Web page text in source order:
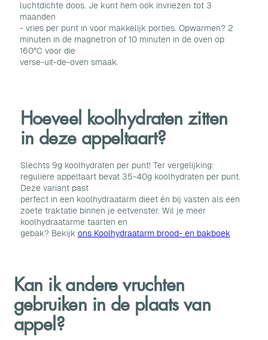
Hoeveel koolhydraten zitten
in deze appeltaart?
Slechts 9g koolhydraten per punt! Ter vergelijking:
reguliere appeltaart bevat 35-40g koolhydraten per punt.
Deze variant past
perfect in een koolhydraatarm dieet én bij vasten als een
zoete traktatie binnen je eetvenster. Wil je meer
koolhydraatarme taarten en
gebak? Bekijk ons Koolhydraatarm brood- en bakboek
luchtdichte doos. Je kunt hem ook invriezen tot 3
maanden
- vries per punt in voor makkelijk porties. Opwarmen? 2
minuten in de magnetron of 10 minuten in de oven op
160°C voor die
verse-uit-de-oven smaak.
Kan ik andere vruchten
gebruiken in de plaats van
appel?